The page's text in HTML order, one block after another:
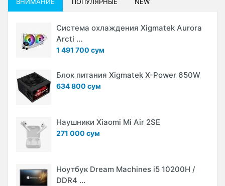
Система охлаждения Xigmatek Aurora
Arcti ...
1 491 700 сум
Блок питания Xigmatek X-Power 650W
634 800 сум
Наушники Xiaomi Mi Air 2SE
271 000 сум
Ноутбук Dream Machines i5 10200H /
DDR4 ...